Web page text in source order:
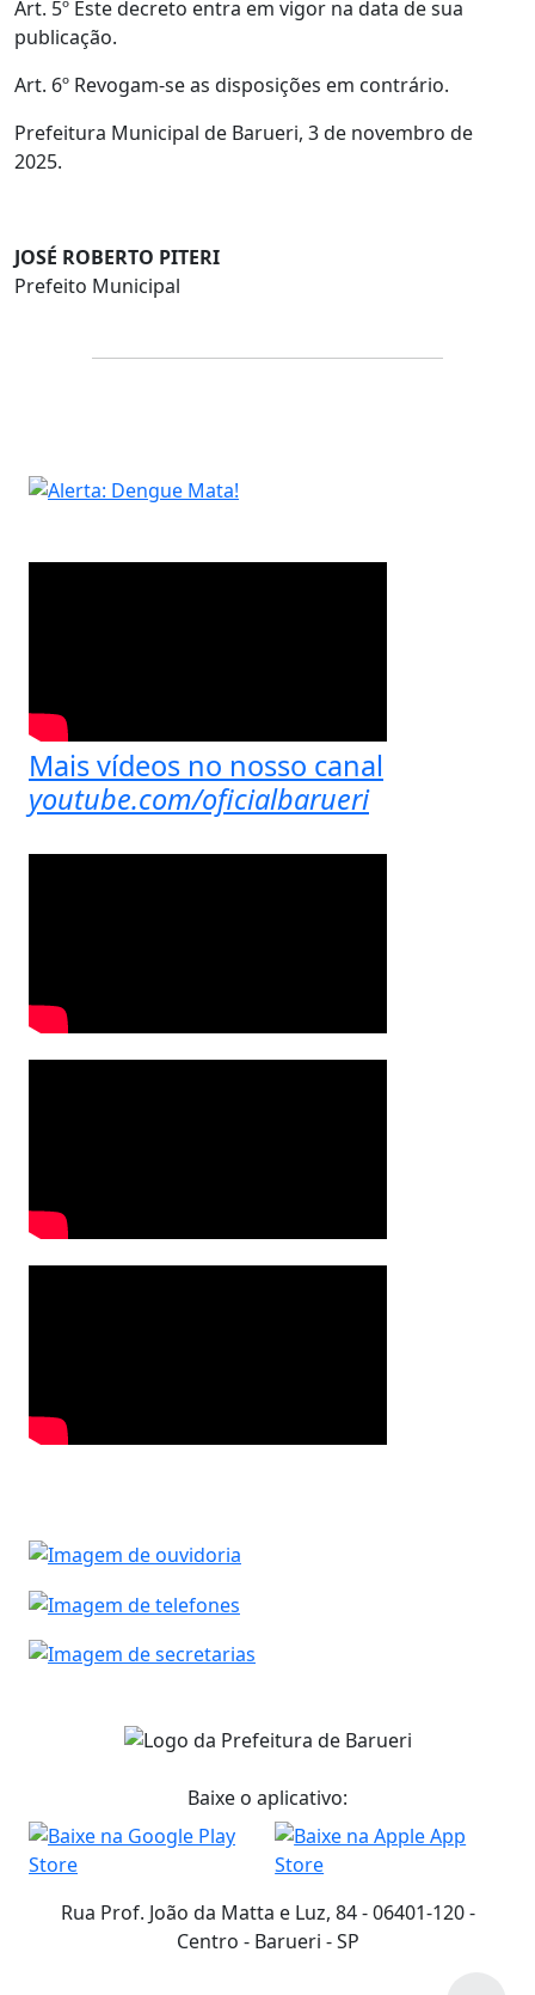
Art. 5º Este decreto entra em vigor na data de sua
publicação.
Art. 6º Revogam-se as disposições em contrário.
Prefeitura Municipal de Barueri, 3 de novembro de
2025.
JOSÉ ROBERTO PITERI
Prefeito Municipal
Mais vídeos no nosso canal
youtube.com/oficialbarueri
Baixe o aplicativo:
Rua Prof. João da Matta e Luz, 84 - 06401-120 -
Centro - Barueri - SP